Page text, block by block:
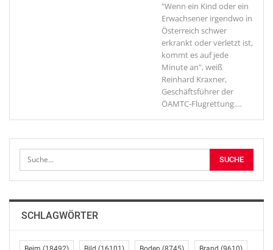
"Wenn ein Kind oder ein
Erwachsener irgendwo in
Österreich schwer
erkrankt oder verletzt ist,
kommt es auf jede
Minute an", weiß
Reinhard Kraxner,
Geschäftsführer der
ÖAMTC-Flugrettung.…
SCHLAGWÖRTER